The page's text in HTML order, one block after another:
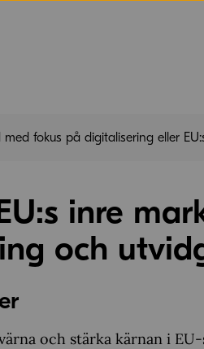
med fokus på digitalisering eller
inre
och
och stärka kärnan i